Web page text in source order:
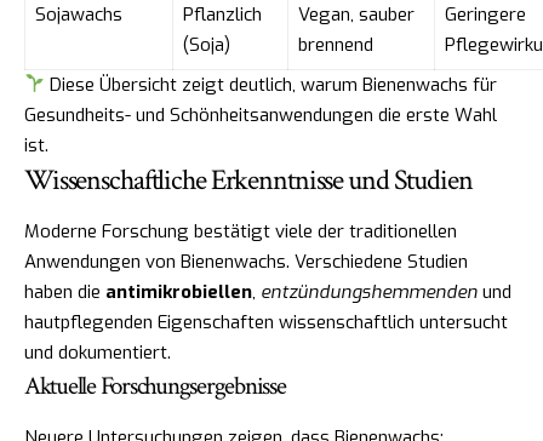
Sojawachs
Pflanzlich
(Soja)
Vegan, sauber
brennend
Geringere
Diese Übersicht zeigt deutlich, warum Bienenwachs für
Gesundheits- und Schönheitsanwendungen die erste Wahl
ist.
Wissenschaftliche Erkenntnisse und Studien
Moderne Forschung bestätigt viele der traditionellen
Anwendungen von Bienenwachs. Verschiedene Studien
haben die antimikrobiellen, entzündungshemmenden und
hautpflegenden Eigenschaften wissenschaftlich untersucht
und dokumentiert.
Aktuelle Forschungsergebnisse